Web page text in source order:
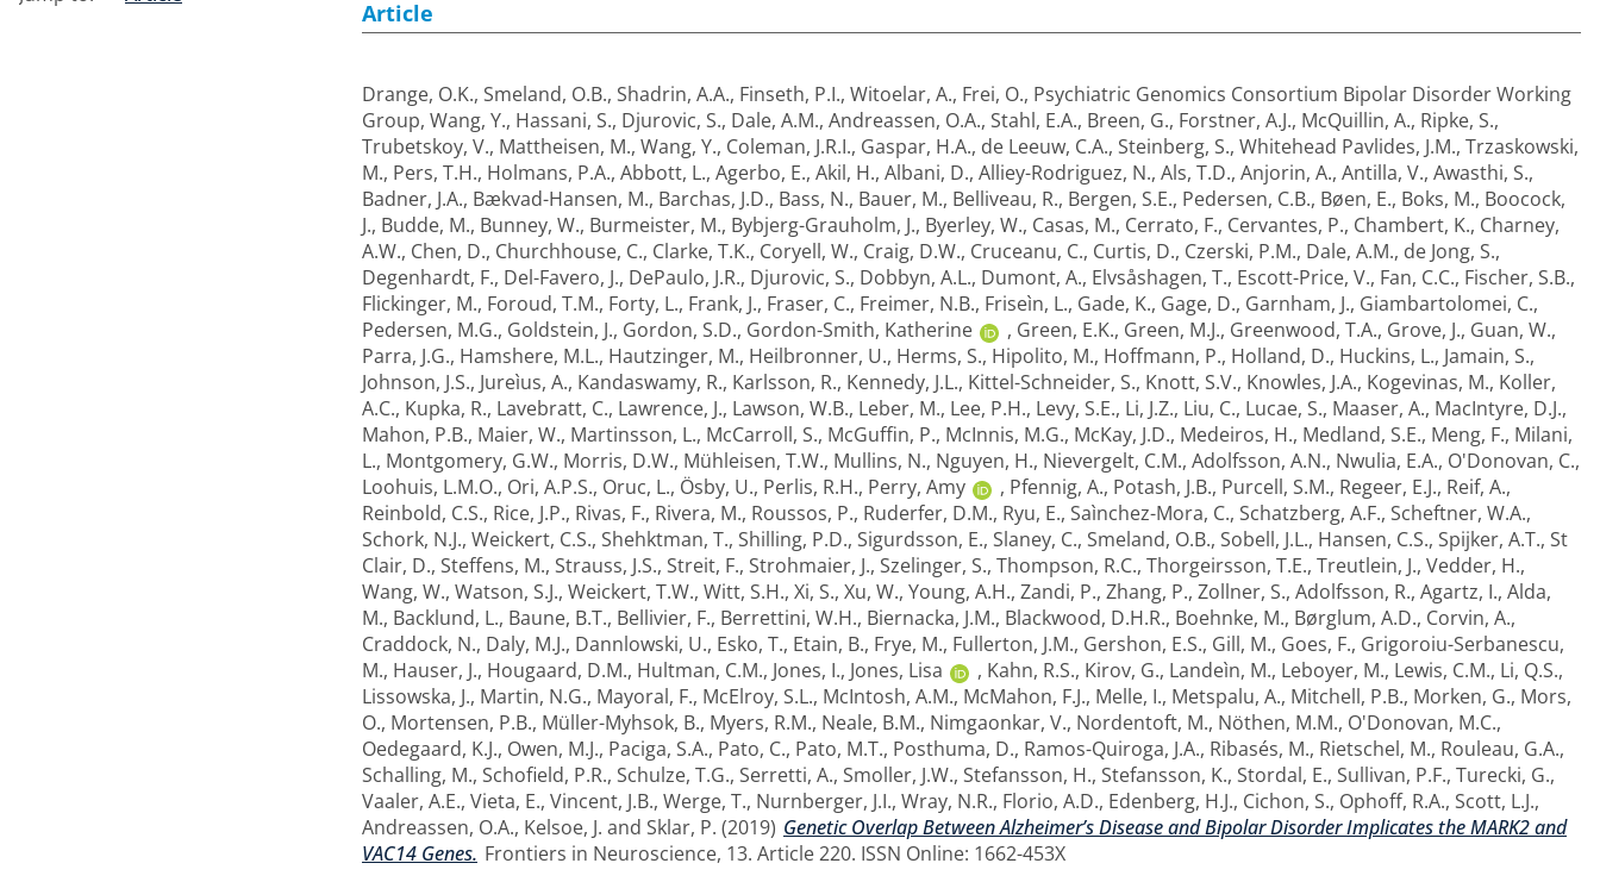
Article
Drange, O.K., Smeland, O.B., Shadrin, A.A., Finseth, P.I., Witoelar, A., Frei, O., Psychiatric Genomics Consortium Bipolar Disorder Working
Group, Wang, Y., Hassani, S., Djurovic, S., Dale, A.M., Andreassen, O.A., Stahl, E.A., Breen, G., Forstner, A.J., McQuillin, A., Ripke, S.,
Trubetskoy, V., Mattheisen, M., Wang, Y., Coleman, J.R.I., Gaspar, H.A., de Leeuw, C.A., Steinberg, S., Whitehead Pavlides, J.M., Trzaskowski,
M., Pers, T.H., Holmans, P.A., Abbott, L., Agerbo, E., Akil, H., Albani, D., Alliey-Rodriguez, N., Als, T.D., Anjorin, A., Antilla, V., Awasthi, S.,
Badner, J.A., Bækvad-Hansen, M., Barchas, J.D., Bass, N., Bauer, M., Belliveau, R., Bergen, S.E., Pedersen, C.B., Bøen, E., Boks, M., Boocock,
J., Budde, M., Bunney, W., Burmeister, M., Bybjerg-Grauholm, J., Byerley, W., Casas, M., Cerrato, F., Cervantes, P., Chambert, K., Charney,
A.W., Chen, D., Churchhouse, C., Clarke, T.K., Coryell, W., Craig, D.W., Cruceanu, C., Curtis, D., Czerski, P.M., Dale, A.M., de Jong, S.,
Degenhardt, F., Del-Favero, J., DePaulo, J.R., Djurovic, S., Dobbyn, A.L., Dumont, A., Elvsåshagen, T., Escott-Price, V., Fan, C.C., Fischer, S.B.,
Flickinger, M., Foroud, T.M., Forty, L., Frank, J., Fraser, C., Freimer, N.B., Friseìn, L., Gade, K., Gage, D., Garnham, J., Giambartolomei, C.,
Pedersen, M.G., Goldstein, J., Gordon, S.D., Gordon-Smith, Katherine , Green, E.K., Green, M.J., Greenwood, T.A., Grove, J., Guan, W.,
Parra, J.G., Hamshere, M.L., Hautzinger, M., Heilbronner, U., Herms, S., Hipolito, M., Hoffmann, P., Holland, D., Huckins, L., Jamain, S.,
Johnson, J.S., Jureìus, A., Kandaswamy, R., Karlsson, R., Kennedy, J.L., Kittel-Schneider, S., Knott, S.V., Knowles, J.A., Kogevinas, M., Koller,
A.C., Kupka, R., Lavebratt, C., Lawrence, J., Lawson, W.B., Leber, M., Lee, P.H., Levy, S.E., Li, J.Z., Liu, C., Lucae, S., Maaser, A., MacIntyre, D.J.,
Mahon, P.B., Maier, W., Martinsson, L., McCarroll, S., McGuffin, P., McInnis, M.G., McKay, J.D., Medeiros, H., Medland, S.E., Meng, F., Milani,
L., Montgomery, G.W., Morris, D.W., Mühleisen, T.W., Mullins, N., Nguyen, H., Nievergelt, C.M., Adolfsson, A.N., Nwulia, E.A., O'Donovan, C.,
Loohuis, L.M.O., Ori, A.P.S., Oruc, L., Ösby, U., Perlis, R.H., Perry, Amy , Pfennig, A., Potash, J.B., Purcell, S.M., Regeer, E.J., Reif, A.,
Reinbold, C.S., Rice, J.P., Rivas, F., Rivera, M., Roussos, P., Ruderfer, D.M., Ryu, E., Saìnchez-Mora, C., Schatzberg, A.F., Scheftner, W.A.,
Schork, N.J., Weickert, C.S., Shehktman, T., Shilling, P.D., Sigurdsson, E., Slaney, C., Smeland, O.B., Sobell, J.L., Hansen, C.S., Spijker, A.T., St
Clair, D., Steffens, M., Strauss, J.S., Streit, F., Strohmaier, J., Szelinger, S., Thompson, R.C., Thorgeirsson, T.E., Treutlein, J., Vedder, H.,
Wang, W., Watson, S.J., Weickert, T.W., Witt, S.H., Xi, S., Xu, W., Young, A.H., Zandi, P., Zhang, P., Zollner, S., Adolfsson, R., Agartz, I., Alda,
M., Backlund, L., Baune, B.T., Bellivier, F., Berrettini, W.H., Biernacka, J.M., Blackwood, D.H.R., Boehnke, M., Børglum, A.D., Corvin, A.,
Craddock, N., Daly, M.J., Dannlowski, U., Esko, T., Etain, B., Frye, M., Fullerton, J.M., Gershon, E.S., Gill, M., Goes, F., Grigoroiu-Serbanescu,
M., Hauser, J., Hougaard, D.M., Hultman, C.M., Jones, I., Jones, Lisa , Kahn, R.S., Kirov, G., Landeìn, M., Leboyer, M., Lewis, C.M., Li, Q.S.,
Lissowska, J., Martin, N.G., Mayoral, F., McElroy, S.L., McIntosh, A.M., McMahon, F.J., Melle, I., Metspalu, A., Mitchell, P.B., Morken, G., Mors,
O., Mortensen, P.B., Müller-Myhsok, B., Myers, R.M., Neale, B.M., Nimgaonkar, V., Nordentoft, M., Nöthen, M.M., O'Donovan, M.C.,
Oedegaard, K.J., Owen, M.J., Paciga, S.A., Pato, C., Pato, M.T., Posthuma, D., Ramos-Quiroga, J.A., Ribasés, M., Rietschel, M., Rouleau, G.A.,
Schalling, M., Schofield, P.R., Schulze, T.G., Serretti, A., Smoller, J.W., Stefansson, H., Stefansson, K., Stordal, E., Sullivan, P.F., Turecki, G.,
Vaaler, A.E., Vieta, E., Vincent, J.B., Werge, T., Nurnberger, J.I., Wray, N.R., Florio, A.D., Edenberg, H.J., Cichon, S., Ophoff, R.A., Scott, L.J.,
Andreassen, O.A., Kelsoe, J. and Sklar, P. (2019) Genetic Overlap Between Alzheimer’s Disease and Bipolar Disorder Implicates the MARK2 and
VAC14 Genes. Frontiers in Neuroscience, 13. Article 220. ISSN Online: 1662-453X